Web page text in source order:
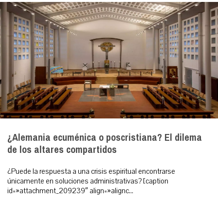
¿Alemania ecuménica o poscristiana? El dilema
de los altares compartidos
¿Puede la respuesta a una crisis espiritual encontrarse
únicamente en soluciones administrativas? [caption
id=»attachment_209239″ align=»alignc...